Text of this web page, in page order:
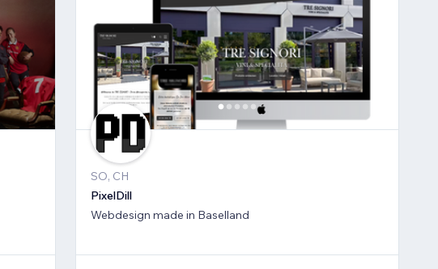
SO, CH
PixelDill
Webdesign made in Baselland